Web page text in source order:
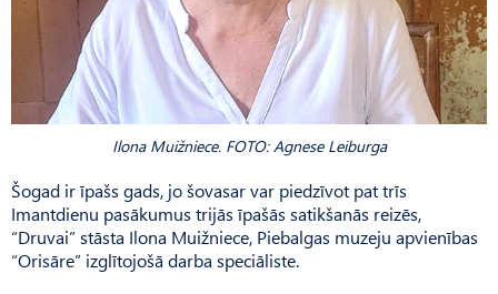
Ilona Muižniece. FOTO: Agnese Leiburga
Šogad ir īpašs gads, jo šovasar var piedzīvot pat trīs
Imantdienu pasākumus trijās īpašās satikšanās reizēs,
“Druvai” stāsta Ilona Muižniece, Piebalgas muzeju apvienības
“Orisāre” izglītojošā darba speciāliste.